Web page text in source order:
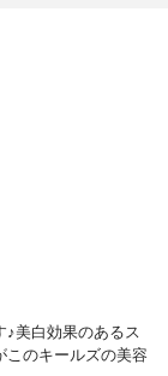
♪美白効果のあるス
このキールズの美容